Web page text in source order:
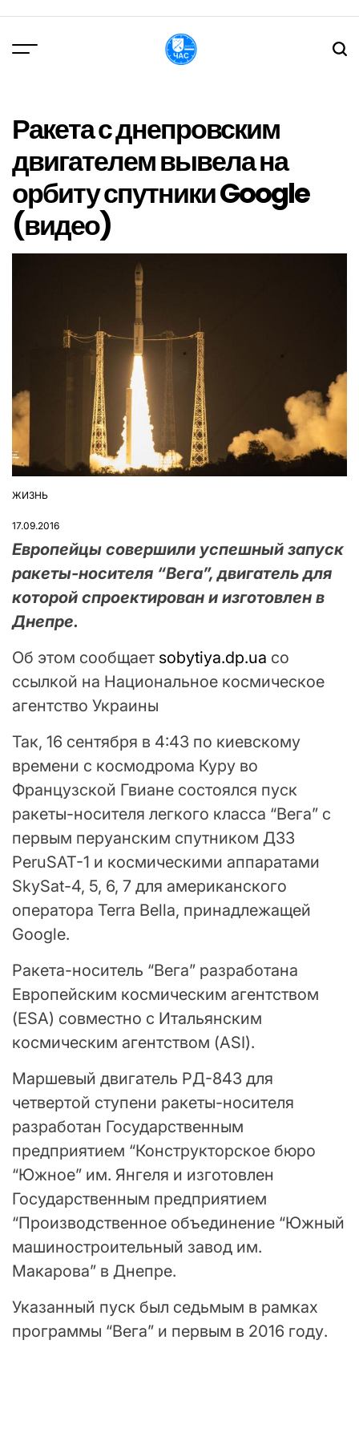
вмісту
Ракета с днепровским
двигателем вывела на
орбиту спутники Google
(видео)
ОПУБЛІКУВАТИ
ЖИЗНЬ
17.09.2016
Европейцы совершили успешный запуск
ракеты-носителя “Вега”, двигатель для
которой спроектирован и изготовлен в
Днепре.
Об этом сообщает sobytiya.dp.ua со
ссылкой на Национальное космическое
агентство Украины
Так, 16 сентября в 4:43 по киевскому
времени с космодрома Куру во
Французской Гвиане состоялся пуск
ракеты-носителя легкого класса “Вега” с
первым перуанским спутником ДЗЗ
PeruSAT-1 и космическими аппаратами
SkySat-4, 5, 6, 7 для американского
оператора Terra Bella, принадлежащей
Google.
Ракета-носитель “Вега” разработана
Европейским космическим агентством
(ESA) совместно с Итальянским
космическим агентством (ASI).
Маршевый двигатель РД-843 для
четвертой ступени ракеты-носителя
разработан Государственным
предприятием “Конструкторское бюро
“Южное” им. Янгеля и изготовлен
Государственным предприятием
“Производственное объединение “Южный
машиностроительный завод им.
Макарова” в Днепре.
Указанный пуск был седьмым в рамках
программы “Вега” и первым в 2016 году.